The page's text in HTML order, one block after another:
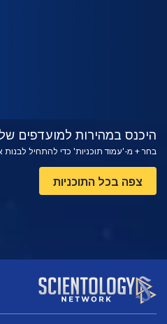
היכנס במהירות למועדפים
בחר + מ-'עמוד תוכניות' כדי להתחיל
צפה בכל התוכניות